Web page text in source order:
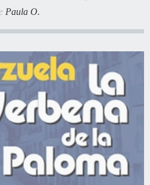
Paula O.